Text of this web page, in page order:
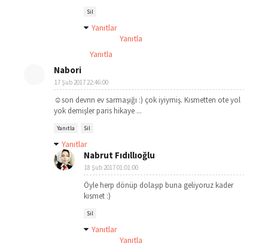
Sil
Yanıtlar
Yanıtla
Yanıtla
Nabori
17 Şub 2017 22:46:00
☺️son devrın ev sarmaşığı :) çok iyiymiş. Kısmetten ote yol
yok demişler paris hikaye ...
Yanıtla Sil
Yanıtlar
Nabrut Fıdıllıoğlu
18 Şub 2017 01:01:00
Öyle herp dönüp dolaşıp buna geliyoruz kader
kısmet :)
Sil
Yanıtlar
Yanıtla